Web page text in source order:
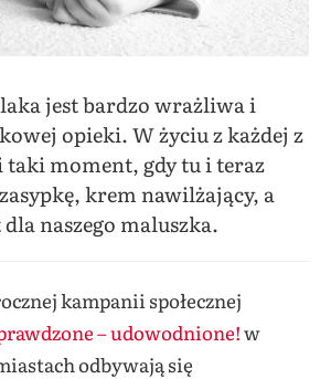
jest bardzo wrażliwa i
opieki. W życiu z każdej z
taki moment, gdy tu i teraz
krem nawilżający, a
naszego maluszka.
kampanii społecznej
– udowodnione!w
odbywają się